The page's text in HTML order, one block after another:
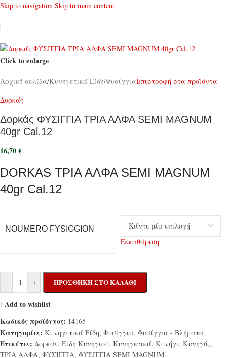
Skip to navigation Skip to main content
Click to enlarge
Αρχική σελίδα/Κυνηγετικά Είδη/ΦυσίγγιαΕπιστροφή στα προϊόντα
Δορκάς
Δορκάς ΦΥΣΙΓΓΙΑ ΤΡΙΑ ΑΛΦΑ SEMI MAGNUM
40gr Cal.12
16,70€
DORKAS ΤΡΙΑ ΑΛΦΑ SEMI MAGNUM
40gr Cal.12
NOUMERO FYSIGGION
Εκκαθάριση
- + ΠΡΟΣΘΉΚΗ ΣΤΟ ΚΑΛΆΘΙ
Add to wishlist
Κωδικός προϊόντος: 14165
Κατηγορίες: Κυνηγετικά Είδη, Φυσίγγια, Φυσίγγια - Βλήματα
Ετικέτες: Δορκάς, Είδη Κυνηγιού, Κυνηγετικά, Κυνήγι, Κυνηγός,
ΤΡΙΑ ΑΛΦΑ, ΦΥΣΙΓΓΙΑ, ΦΥΣΙΓΓΙΑ SEMI MAGNUM